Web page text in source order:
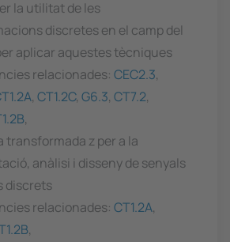
la utilitat de les
discretes en el camp del
aplicar aquestes tècniques
relacionades: CEC2.3,
, CT1.2C, G6.3, CT7.2,
,
transformada z per a la
anàlisi i disseny de senyals
discrets
relacionades: CT1.2A,
,